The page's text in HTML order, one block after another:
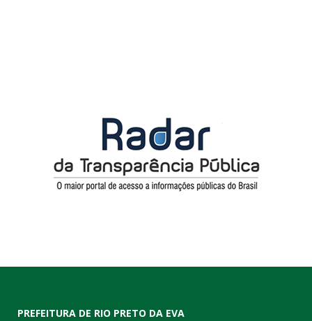
PREFEITURA DE RIO PRETO DA EVA